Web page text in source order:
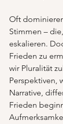
Oft
Stimmen –
eskalieren.
Frieden zu
wir Pluralität
Perspektiven,
Narrative,
Frieden